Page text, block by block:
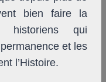
bien faire la
historiens qui
et les
l’Histoire.